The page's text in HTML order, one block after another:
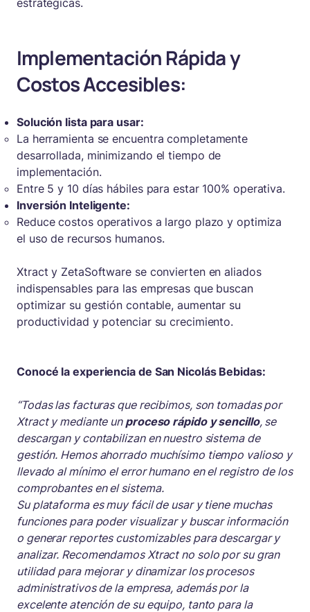
estratégicas.
Implementación Rápida y
Costos Accesibles:
Solución lista para usar:
La herramienta se encuentra completamente
desarrollada, minimizando el tiempo de
implementación.
Entre 5 y 10 días hábiles para estar 100% operativa.
Inversión Inteligente:
Reduce costos operativos a largo plazo y optimiza
el uso de recursos humanos.
Xtract y ZetaSoftware se convierten en aliados
indispensables para las empresas que buscan
optimizar su gestión contable, aumentar su
productividad y potenciar su crecimiento.
Conocé la experiencia de San Nicolás Bebidas:
“Todas las facturas que recibimos, son tomadas por
Xtract y mediante un proceso rápido y sencillo, se
descargan y contabilizan en nuestro sistema de
gestión. Hemos ahorrado muchísimo tiempo valioso y
llevado al mínimo el error humano en el registro de los
comprobantes en el sistema.
Su plataforma es muy fácil de usar y tiene muchas
funciones para poder visualizar y buscar información
o generar reportes customizables para descargar y
analizar. Recomendamos Xtract no solo por su gran
utilidad para mejorar y dinamizar los procesos
administrativos de la empresa, además por la
excelente atención de su equipo, tanto para la